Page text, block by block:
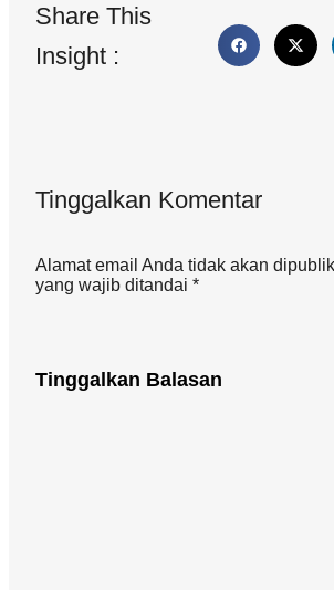
Share This
Insight :
Tinggalkan Komentar
Alamat email Anda tidak akan
yang wajib ditandai *
Tinggalkan Balasan